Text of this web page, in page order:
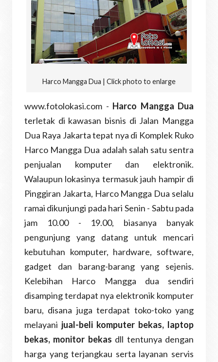
Harco Mangga Dua | Click photo to enlarge
www.fotolokasi.com - Harco Mangga Dua
terletak di kawasan bisnis di Jalan Mangga
Dua Raya Jakarta tepat nya di Komplek Ruko
Harco Mangga Dua adalah salah satu sentra
penjualan komputer dan elektronik.
Walaupun lokasinya termasuk jauh hampir di
Pinggiran Jakarta, Harco Mangga Dua selalu
ramai dikunjungi pada hari Senin - Sabtu pada
jam 10.00 - 19.00, biasanya banyak
pengunjung yang datang untuk mencari
kebutuhan komputer, hardware, software,
gadget dan barang-barang yang sejenis.
Kelebihan Harco Mangga dua sendiri
disamping terdapat nya elektronik komputer
baru, disana juga terdapat toko-toko yang
melayani jual-beli komputer bekas, laptop
bekas, monitor bekas dll tentunya dengan
harga yang terjangkau serta layanan servis